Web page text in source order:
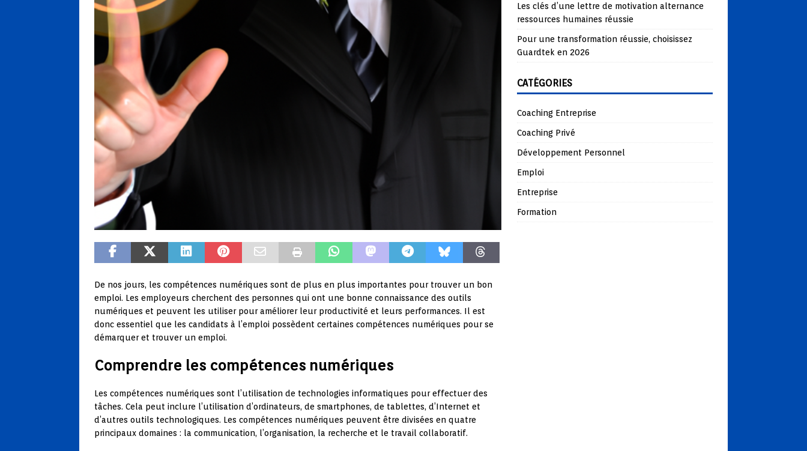
De nos jours, les compétences numériques sont de plus en plus importantes pour trouver un bon
emploi. Les employeurs cherchent des personnes qui ont une bonne connaissance des outils
numériques et peuvent les utiliser pour améliorer leur productivité et leurs performances. Il est
donc essentiel que les candidats à l’emploi possèdent certaines compétences numériques pour se
démarquer et trouver un emploi.
Comprendre les compétences numériques
Les compétences numériques sont l’utilisation de technologies informatiques pour effectuer des
tâches. Cela peut inclure l’utilisation d’ordinateurs, de smartphones, de tablettes, d’Internet et
d’autres outils technologiques. Les compétences numériques peuvent être divisées en quatre
principaux domaines : la communication, l’organisation, la recherche et le travail collaboratif.
Les clés d’une lettre de motivation alternance
ressources humaines réussie
Pour une transformation réussie, choisissez
Guardtek en 2026
CATÉGORIES
Coaching Entreprise
Coaching Privé
Développement Personnel
Emploi
Entreprise
Formation